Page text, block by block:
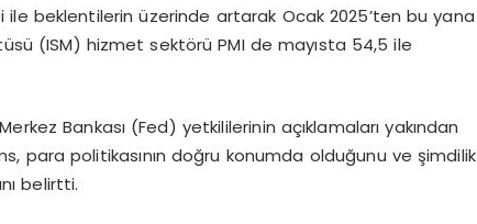
ile beklentilerin üzerinde artarak Ocak 2025’ten bu yana
(ISM) hizmet sektörü PMI de mayısta 54,5 ile
Bankası (Fed) yetkililerinin açıklamaları yakından
para politikasının doğru konumda olduğunu ve şimdilik
belirtti.